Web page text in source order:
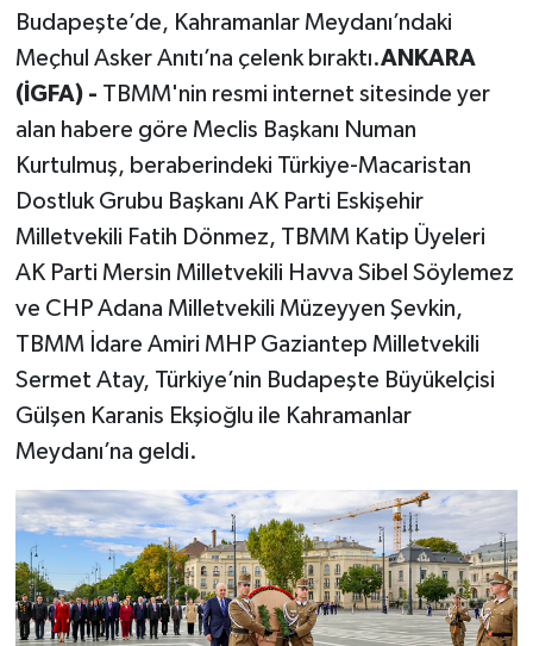
Budapeşte’de, Kahramanlar Meydanı’ndaki
Meçhul Asker Anıtı’na çelenk bıraktı.ANKARA
(İGFA) - TBMM'nin resmi internet sitesinde yer
alan habere göre Meclis Başkanı Numan
Kurtulmuş, beraberindeki Türkiye-Macaristan
Dostluk Grubu Başkanı AK Parti Eskişehir
Milletvekili Fatih Dönmez, TBMM Katip Üyeleri
AK Parti Mersin Milletvekili Havva Sibel Söylemez
ve CHP Adana Milletvekili Müzeyyen Şevkin,
TBMM İdare Amiri MHP Gaziantep Milletvekili
Sermet Atay, Türkiye’nin Budapeşte Büyükelçisi
Gülşen Karanis Ekşioğlu ile Kahramanlar
Meydanı’na geldi.